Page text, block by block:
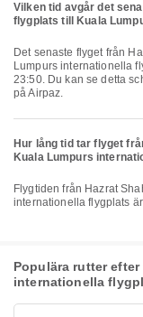
Vilken tid avgår det
flygplats till Kuala
Det senaste flyget från Hazrat Shahjalal internationella flygplats till Kuala
Lumpurs internationella
23:50. Du kan se detta
på Airpaz.
Hur lång tid tar flyget
Kuala Lumpurs
Flygtiden från Hazrat Shahjalal internationella flygplats till Kuala Lumpurs
internationella flygplats
Populära rutter
internationella